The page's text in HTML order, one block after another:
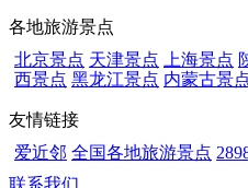
各地旅游景点
北京景点 天津景点 上海景点
西景点 黑龙江景点 内蒙古景
友情链接
爱近邻 全国各地旅游景点
联系我们